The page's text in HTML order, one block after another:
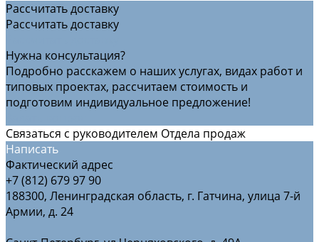
Рассчитать доставку
Рассчитать доставку
Нужна консультация?
Подробно расскажем о наших услугах, видах работ и
типовых проектах, рассчитаем стоимость и
подготовим индивидуальное предложение!
Связаться с руководителем Отдела продаж
Написать
Фактический адрес
+7 (812) 679 97 90
188300, Ленинградская область, г. Гатчина, улица 7-й
Армии, д. 24